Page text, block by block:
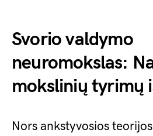
Svorio valdymo
neuromokslas:
mokslinių tyrimų
Nors ankstyvosios